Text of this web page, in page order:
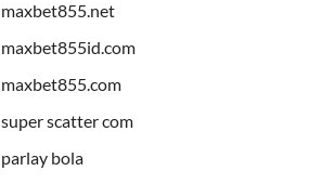
maxbet855.net
maxbet855id.com
maxbet855.com
super scatter com
parlay bola